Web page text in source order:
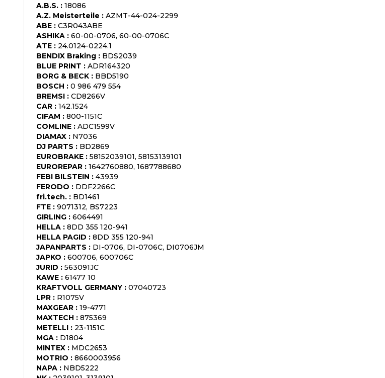
A.B.S. : 18086
A.Z. Meisterteile : AZMT-44-024-2299
ABE : C3R043ABE
ASHIKA : 60-00-0706, 60-00-0706C
ATE : 24.0124-0224.1
BENDIX Braking : BDS2039
BLUE PRINT : ADR164320
BORG & BECK : BBD5190
BOSCH : 0 986 479 554
BREMSI : CD8266V
CAR : 142.1524
CIFAM : 800-1151C
COMLINE : ADC1599V
DIAMAX : N7036
DJ PARTS : BD2869
EUROBRAKE : 58152039101, 58153139101
EUROREPAR : 1642760880, 1687788680
FEBI BILSTEIN : 43939
FERODO : DDF2266C
fri.tech. : BD1461
FTE : 9071312, BS7223
GIRLING : 6064491
HELLA : 8DD 355 120-941
HELLA PAGID : 8DD 355 120-941
JAPANPARTS : DI-0706, DI-0706C, DI0706JM
JAPKO : 600706, 600706C
JURID : 563091JC
KAWE : 61477 10
KRAFTVOLL GERMANY : 07040723
LPR : R1075V
MAXGEAR : 19-4771
MAXTECH : 875369
METELLI : 23-1151C
MGA : D1804
MINTEX : MDC2653
MOTRIO : 8660003956
NAPA : NBD5222